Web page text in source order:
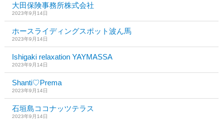
大田保険事務所株式会社
2023年9月14日
ホースライディングスポット波ん馬
2023年9月14日
Ishigaki relaxation YAYMASSA
2023年9月14日
Shanti♡Prema
2023年9月14日
石垣島ココナッツテラス
2023年9月14日